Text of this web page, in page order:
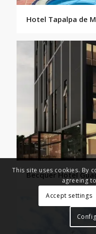
Hotel Tapalpa de
Becquer Hotel
This site uses cookies. By
agreeing
Accept settings